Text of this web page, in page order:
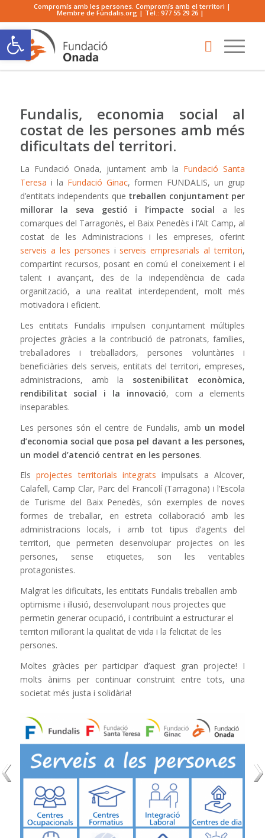
Obre la barra d'eines
Compromís amb les persones. Compromís amb el territori |
Membre de Fundalis.org | Tel.:977 55 29 26 |
Fundalis, economia social al
costat de les persones amb més
dificultats del territori.
La Fundació Onada, juntament amb la Fundació Santa
Teresa i la Fundació Ginac, formen FUNDALIS, un grup
d’entitats independents que treballen conjuntament per
millorar la seva gestió i l’impacte social a les
comarques del Tarragonès, el Baix Penedès i l’Alt Camp, al
costat de les Administracions i les empreses, oferint
serveis a les persones i serveis empresarials al territori,
compartint recursos, posant en comú el coneixement i el
talent i avançant, des de la independència de cada
organització, a una realitat interdependent, molt més
motivadora i eficient.
Les entitats Fundalis impulsen conjuntament múltiples
projectes gràcies a la contribució de patronats, famílies,
treballadores i treballadors, persones voluntàries i
beneficiàries dels serveis, entitats del territori, empreses,
administracions, amb la sostenibilitat econòmica,
rendibilitat social i la innovació, com a elements
inseparables.
Les persones són el centre de Fundalis, amb un model
d’economia social que posa pel davant a les persones,
un model d’atenció centrat en les persones.
Elsprojectes territorials integrats impulsats a Alcover,
Calafell, Camp Clar, Parc del Francolí (Tarragona) i l’Escola
de Turisme del Baix Penedès, són exemples de noves
formes de treballar, en estreta col·laboració amb les
administracions locals, i amb tot tipus d’agents del
territori, que permeten desenvolupar projectes on les
persones, sense etiquetes, son les veritables
protagonistes.
Malgrat les dificultats, les entitats Fundalis treballen amb
optimisme i il·lusió, desenvolupant nous projectes que
permetin generar ocupació, i contribuint a estructurar el
territori millorant la qualitat de vida i la felicitat de les
persones.
Moltes gràcies per participar d’aquest gran projecte! I
molts ànims per continuar construint entre tots, una
societat més justa i solidària!